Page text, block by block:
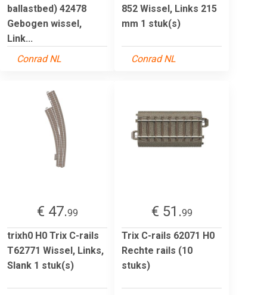
ballastbed) 42478
Gebogen wissel,
Link...
Conrad NL
852 Wissel, Links 215
mm 1 stuk(s)
Conrad NL
€ 47.99
trixh0 H0 Trix C-rails
T62771 Wissel, Links,
Slank 1 stuk(s)
€ 51.99
Trix C-rails 62071 H0
Rechte rails (10
stuks)